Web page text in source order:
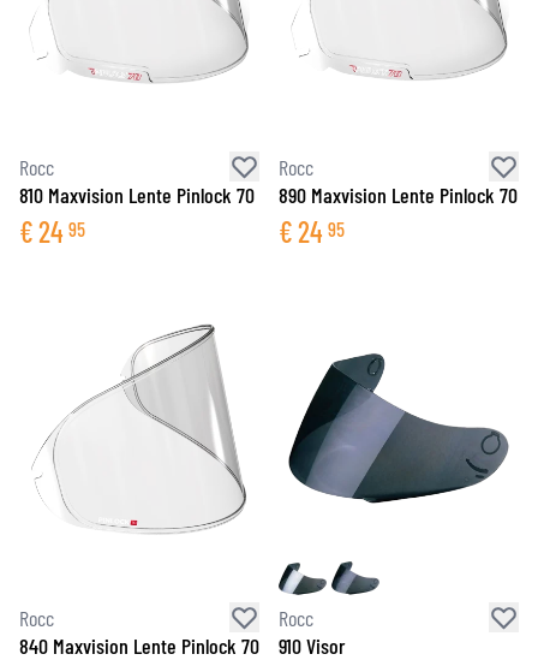
Rocc
810 Maxvision Lente Pinlock 70
€24 95
Rocc
890 Maxvision Lente Pinlock 70
€24 95
Rocc
840 Maxvision Lente Pinlock 70
Rocc
910 Visor